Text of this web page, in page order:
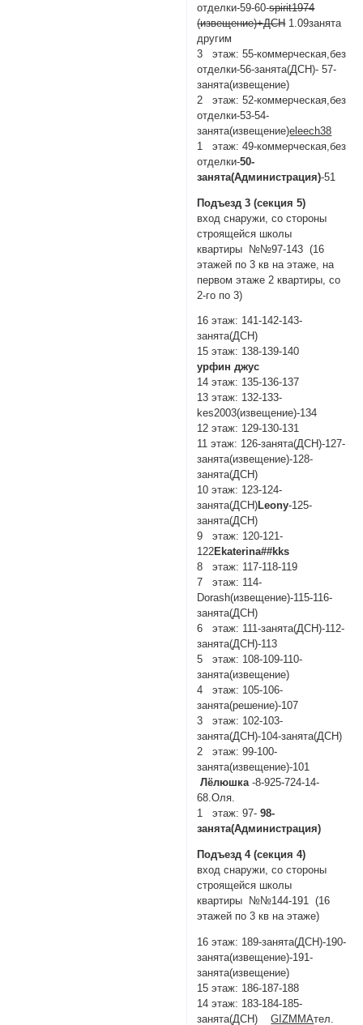
отделки-59-60-spirit1974
(извещение)+ДСН1.09занята
другим
3 этаж: 55-коммерческая,без
отделки-56-занята(ДСН)- 57-
занята(извещение)
2 этаж: 52-коммерческая,без
отделки-53-54-
занята(извещение)еleech38
1 этаж: 49-коммерческая,без
отделки-50-
занята(Администрация)-51
Подъезд 3 (секция 5)
вход снаружи, со стороны
строящейся школы
квартиры №№97-143 (16
этажей по 3 кв на этаже, на
первом этаже 2 квартиры, со
2-го по 3)
16 этаж: 141-142-143-
занята(ДСН)
15 этаж: 138-139-140
урфин джуc
14 этаж: 135-136-137
13 этаж: 132-133-
kes2003(извещение)-134
12 этаж: 129-130-131
11 этаж: 126-занята(ДСН)-127-
занята(извещение)-128-
занята(ДСН)
10 этаж: 123-124-
занята(ДСН)Leony-125-
занята(ДСН)
9 этаж: 120-121-
122Ekaterina##kks
8 этаж: 117-118-119
7 этаж: 114-
Dorash(извещение)-115-116-
занята(ДСН)
6 этаж: 111-занята(ДСН)-112-
занята(ДСН)-113
5 этаж: 108-109-110-
занята(извещение)
4 этаж: 105-106-
занята(решение)-107
3 этаж: 102-103-
занята(ДСН)-104-занята(ДСН)
2 этаж: 99-100-
занята(извещение)-101
Лёлюшка-8-925-724-14-
68.Оля.
1 этаж: 97-98-
занята(Администрация)
Подъезд 4 (секция 4)
вход снаружи, со стороны
строящейся школы
квартиры №№144-191 (16
этажей по 3 кв на этаже)
16 этаж: 189-занята(ДСН)-190-
занята(извещение)-191-
занята(извещение)
15 этаж: 186-187-188
14 этаж: 183-184-185-
занята(ДСН)GIZMMAтел.